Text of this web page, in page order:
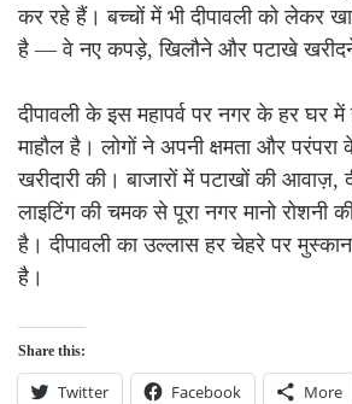
कर रहे हैं। बच्चों में भी दीपावली को लेकर
है — वे नए कपड़े, खिलौने और पटाखे
दीपावली के इस महापर्व पर नगर के हर घर
माहौल है। लोगों ने अपनी क्षमता और
खरीदारी की। बाजारों में पटाखों की आवाज़,
लाइटिंग की चमक से पूरा नगर मानो रोशनी
है। दीपावली का उल्लास हर चेहरे पर
है।
Share this:
Twitter Facebook More